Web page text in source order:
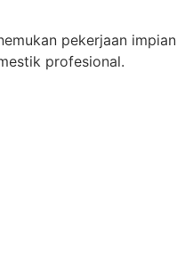
pekerjaan impian
profesional.